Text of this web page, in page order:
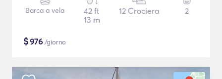
Barca a vela
42 ft
13 m
12 Crociera 2
$976 /giorno